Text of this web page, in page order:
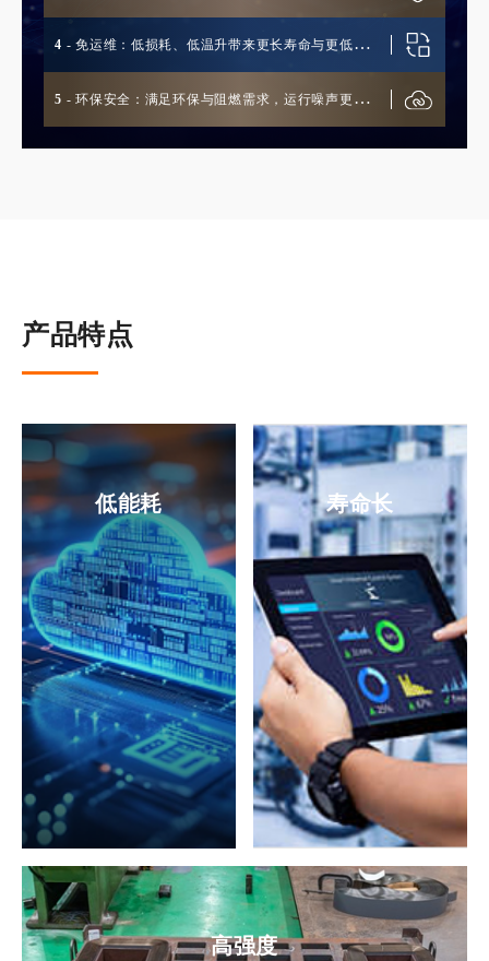
优，适配长期运行需求
4 - 免运维：低损耗、低温升带来更长寿命与更低运
维负担，长期收益更佳
5 - 环保安全：满足环保与阻燃需求，运行噪声更
低，适用于环境与安全要求高的场所
产品特点
低能耗 寿命长
高强度